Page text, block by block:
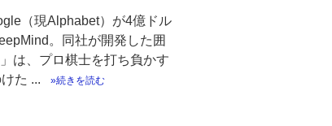
（現Alphabet）が4億ドル
。同社が開発した囲
は、プロ棋士を打ち負かす
た ...
続きを読む